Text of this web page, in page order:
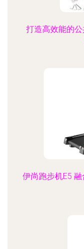
打造高效能的
伊尚跑步机E5